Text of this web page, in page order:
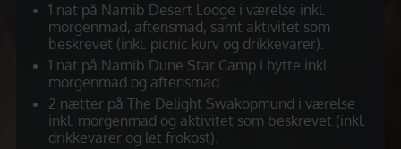
1 nat på Namib Desert Lodge i værelse inkl.
morgenmad, aftensmad, samt aktivitet som
beskrevet (inkl. picnic kurv og drikkevarer).
1 nat på Namib Dune Star Camp i hytte inkl.
morgenmad og aftensmad.
2 nætter på The Delight Swakopmund i værelse
inkl. morgenmad og aktivitet som beskrevet (inkl.
drikkevarer og let frokost).